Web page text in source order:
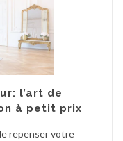
l’art de
à petit prix
repenser votre